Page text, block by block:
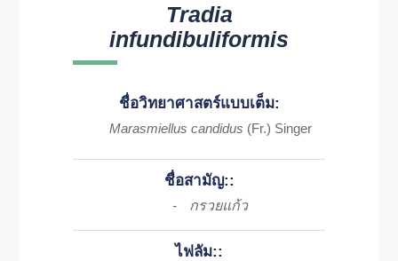
Tradia
infundibuliformis
ชื่อวิทยาศาสตร์แบบเต็ม:
Marasmiellus candidus (Fr.) Singer
ชื่อสามัญ::
- กรวยแก้ว
ไฟลัม::